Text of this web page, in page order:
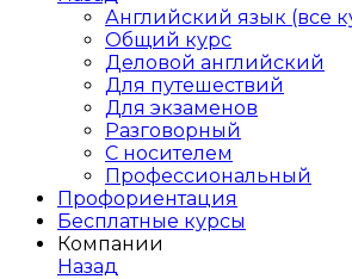
Английский язык (все
Общий курс
Деловой английский
Для путешествий
Для экзаменов
Разговорный
С носителем
Профессиональный
Профориентация
Бесплатные курсы
Компании
Назад